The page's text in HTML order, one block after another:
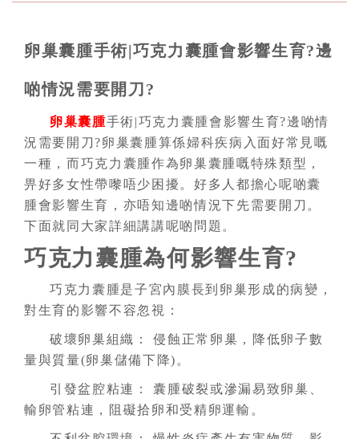
卵巢囊腫手術|巧克力囊腫會影響生育?邊
啲情況需要開刀?
卵巢囊腫手術|巧克力囊腫會影響生育?邊啲情
況需要開刀?卵巢囊腫算係婦科疾病入面好常見嘅
一種，而巧克力囊腫作為卵巢囊腫嘅特殊類型，
畀好多女性帶嚟唔少困擾。好多人都擔心呢啲囊
腫會影響生育，亦唔知邊啲情況下先需要開刀。
下面就同大家詳細講講呢啲問題。
巧克力囊腫為何影響生育?
巧克力囊腫是子宮內膜長到卵巢形成的病變，
對生育的影響不容忽視：
破壞卵巢組織： 侵蝕正常卵巢，降低卵子數
量與質量(卵巢儲備下降)。
引發盆腔粘連： 囊腫破裂或滲漏易致卵巢、
輸卵管粘連，阻礙拾卵和受精卵運輸。